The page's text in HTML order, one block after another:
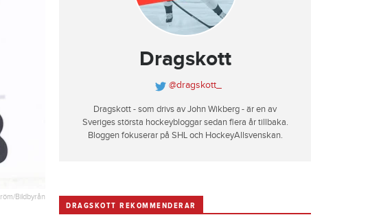
Bildbyrån
Dragskott
@dragskott_
Dragskott - som drivs av John Wikberg - är en av
Sveriges största hockeybloggar sedan flera år tillbaka.
Bloggen fokuserar på SHL och HockeyAllsvenskan.
DRAGSKOTT REKOMMENDERAR